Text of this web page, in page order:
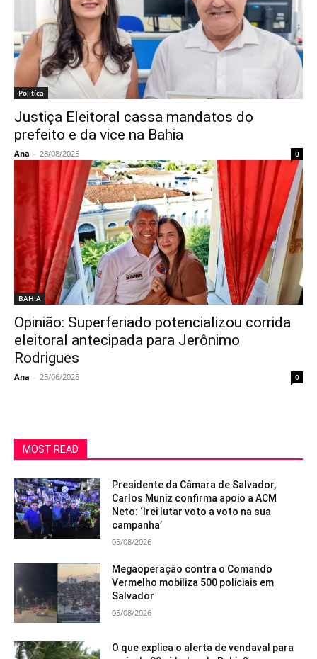
Politíca
Justiça Eleitoral cassa mandatos do
prefeito e da vice na Bahia
Ana - 28/08/2025 0
BAHIA
Opinião: Superferiado potencializou corrida
eleitoral antecipada para Jerônimo
Rodrigues
Ana - 25/06/2025 0
MOST READ
Presidente da Câmara de Salvador,
Carlos Muniz confirma apoio a ACM
Neto: ‘Irei lutar voto a voto na sua
campanha’
05/08/2026
Megaoperação contra o Comando
Vermelho mobiliza 500 policiais em
Salvador
05/08/2026
O que explica o alerta de vendaval para